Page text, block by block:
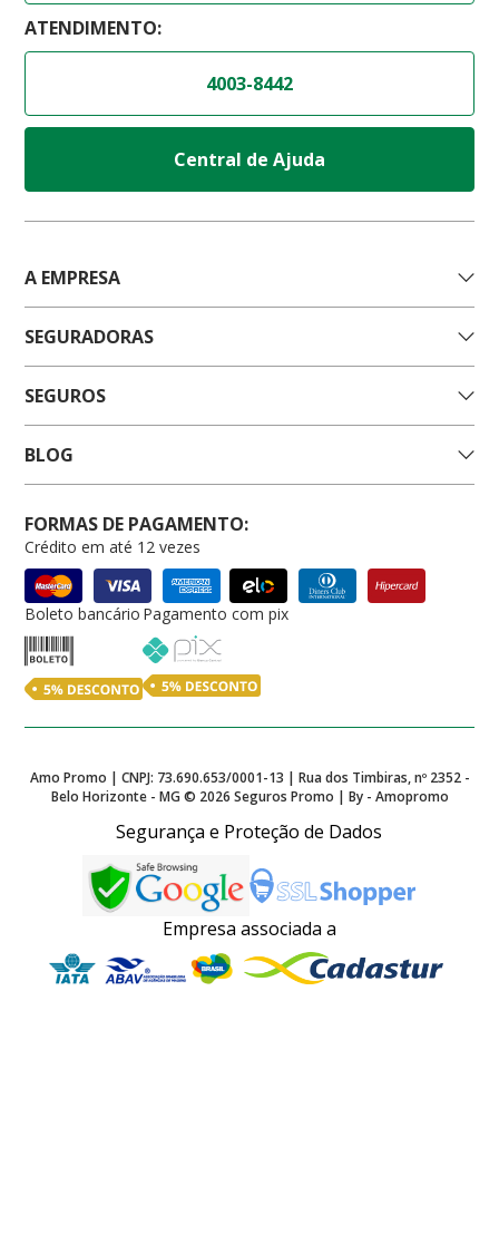
ATENDIMENTO:
4003-8442
Central de Ajuda
A EMPRESA
SEGURADORAS
SEGUROS
BLOG
FORMAS DE PAGAMENTO:
Crédito em até 12 vezes
Boleto bancário Pagamento com pix
Amo Promo | CNPJ: 73.690.653/0001-13 | Rua dos Timbiras, nº 2352 -
Belo Horizonte - MG © 2026 Seguros Promo | By - Amopromo
Segurança e Proteção de Dados
Empresa associada a